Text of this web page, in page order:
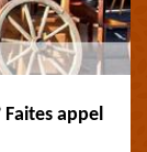
appel